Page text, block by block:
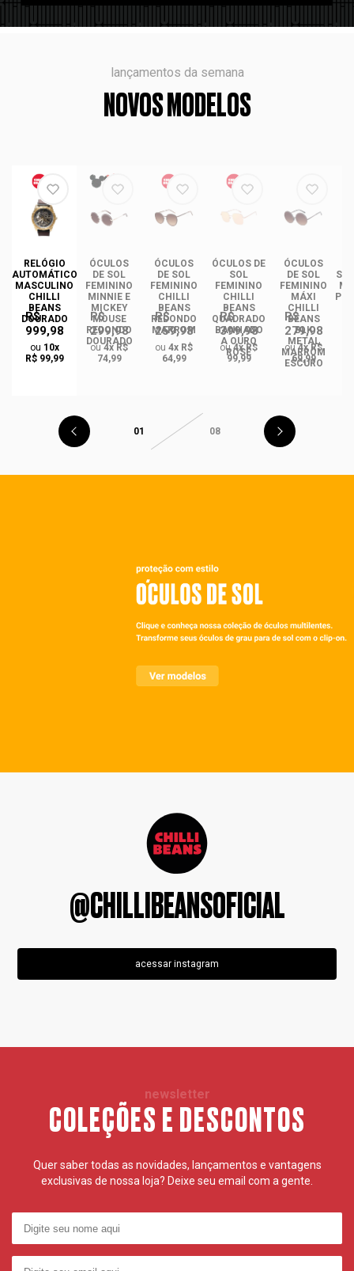
lançamentos da semana
NOVOS MODELOS
RELÓGIO
AUTOMÁTICO
MASCULINO
CHILLI
BEANS
DOURADO
R$
999,98
ou 10x
R$ 99,99
ÓCULOS
DE SOL
FEMININO
MINNIE E
MICKEY
MOUSE
REDONDO
DOURADO
R$
299,98
ou4x R$
74,99
ÓCULOS
DE SOL
FEMININO
CHILLI
BEANS
REDONDO
MARROM
R$
259,98
ou 4x R$
64,99
ÓCULOS DE
SOL
FEMININO
CHILLI
BEANS
QUADRADO
BANHADO
A OURO
ROSÉ
R$
399,98
ou4x R$
99,99
ÓCULOS
DE SOL
FEMININO
MÁXI
CHILLI
BEANS
BLK
METAL
MARROM
ESCURO
R$
279,98
ou4x R$
69,99
01 08
@CHILLIBEANSOFICIAL
acessar instagram
newsletter
COLEÇÕES E DESCONTOS
Quer saber todas as novidades, lançamentos e vantagens
exclusivas de nossa loja? Deixe seu email com a gente.